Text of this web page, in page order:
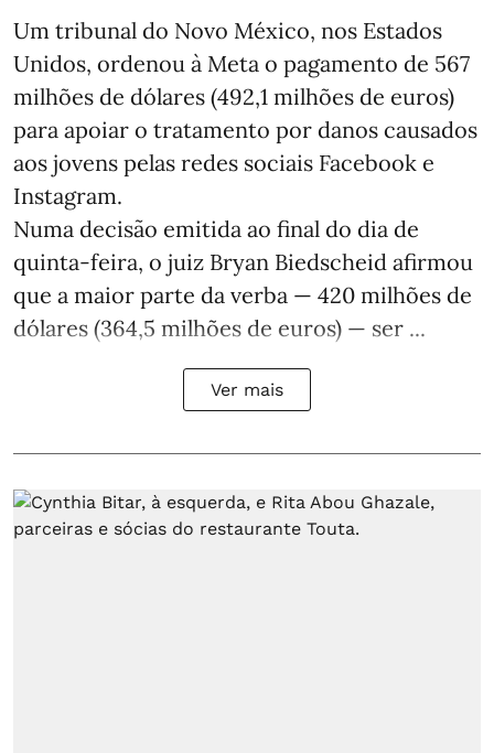
Um tribunal do Novo México, nos Estados
Unidos, ordenou à Meta o pagamento de 567
milhões de dólares (492,1 milhões de euros)
para apoiar o tratamento por danos causados
aos jovens pelas redes sociais Facebook e
Instagram.
Numa decisão emitida ao final do dia de
quinta-feira, o juiz Bryan Biedscheid afirmou
que a maior parte da verba — 420 milhões de
dólares (364,5 milhões de euros) — ser ...
Ver mais